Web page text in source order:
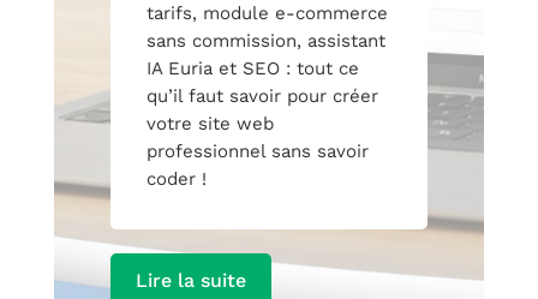
tarifs, module e-commerce
sans commission, assistant
IA Euria et SEO : tout ce
qu’il faut savoir pour créer
votre site web
professionnel sans savoir
coder !
Lire la suite